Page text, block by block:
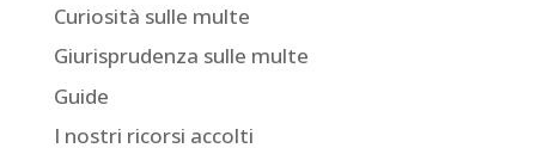
Curiosità sulle multe
Giurisprudenza sulle multe
Guide
I nostri ricorsi accolti